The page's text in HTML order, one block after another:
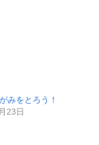
みをとろう！
23日